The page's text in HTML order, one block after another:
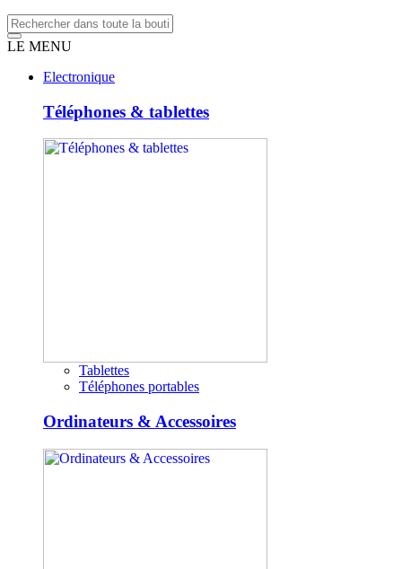
LE MENU
Electronique
Téléphones & tablettes
Tablettes
Téléphones portables
Ordinateurs & Accessoires